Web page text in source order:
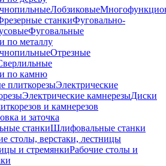
Лобзиковые
станкиФуговально-
Фуговальные
по металлу
Отрезные
по камню
плиткорезыЭлектрические
Электрические камнерезыДиски
и камнерезов
и заточка
станкиШлифовальные станки
столы, верстаки, лестницы
и стремянкиРабочие столы и